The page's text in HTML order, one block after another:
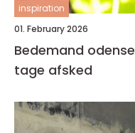
inspiration
01. February 2026
Bedemand odense sådan får du ro til at
tage afsked